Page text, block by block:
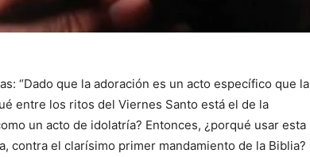
“Dado que la adoración es un acto específico que la
entre los ritos del Viernes Santo está el de la
un acto de idolatría? Entonces, ¿porqué usar esta
contra el clarísimo primer mandamiento de la Biblia?